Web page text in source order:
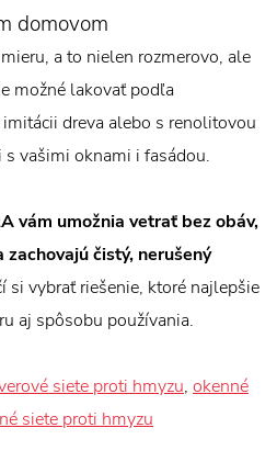
domovom
a to nielen rozmerovo, ale
možné lakovať podľa
dreva alebo s renolitovou
vašimi oknami i fasádou.
vám umožnia vetrať bez obáv,
čistý, nerušený
si vybrať riešenie, ktoré najlepšie
aj spôsobu používania.
siete proti hmyzu, okenné
siete proti hmyzu